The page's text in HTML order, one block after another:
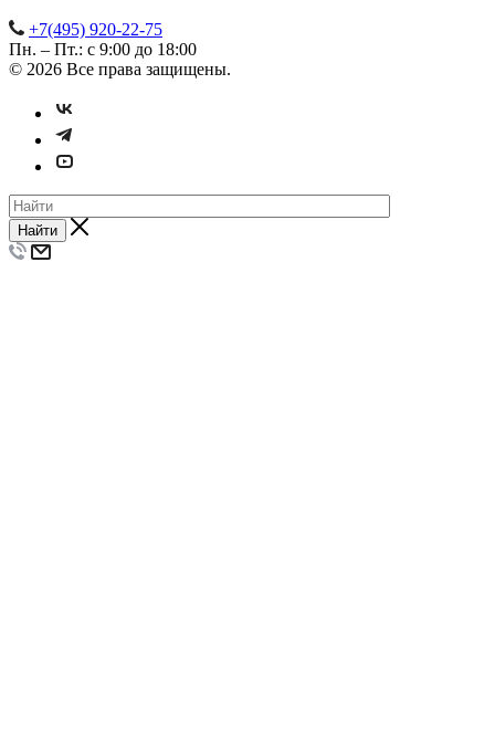
+7(495) 920-22-75
Пн. – Пт.: с 9:00 до 18:00
© 2026 Все права защищены.
Найти